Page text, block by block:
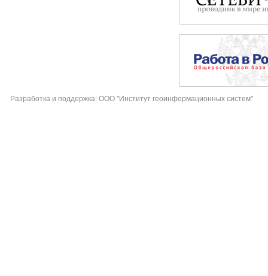
Разработка и поддержка: ООО "Институт геоинформационных систем"